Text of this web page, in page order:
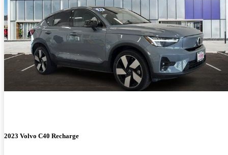
2023 Volvo C40 Recharge